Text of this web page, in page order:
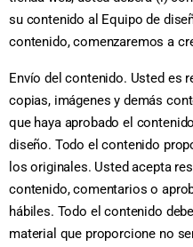
su contenido al Equipo de
contenido, comenzaremos a
Envío del contenido. Usted es
copias, imágenes y demás
que haya aprobado el
diseño. Todo el contenido
los originales. Usted acepta
contenido, comentarios o
hábiles. Todo el contenido
material que proporcione no